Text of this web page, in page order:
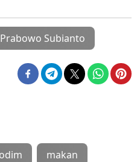
Prabowo Subianto
makan